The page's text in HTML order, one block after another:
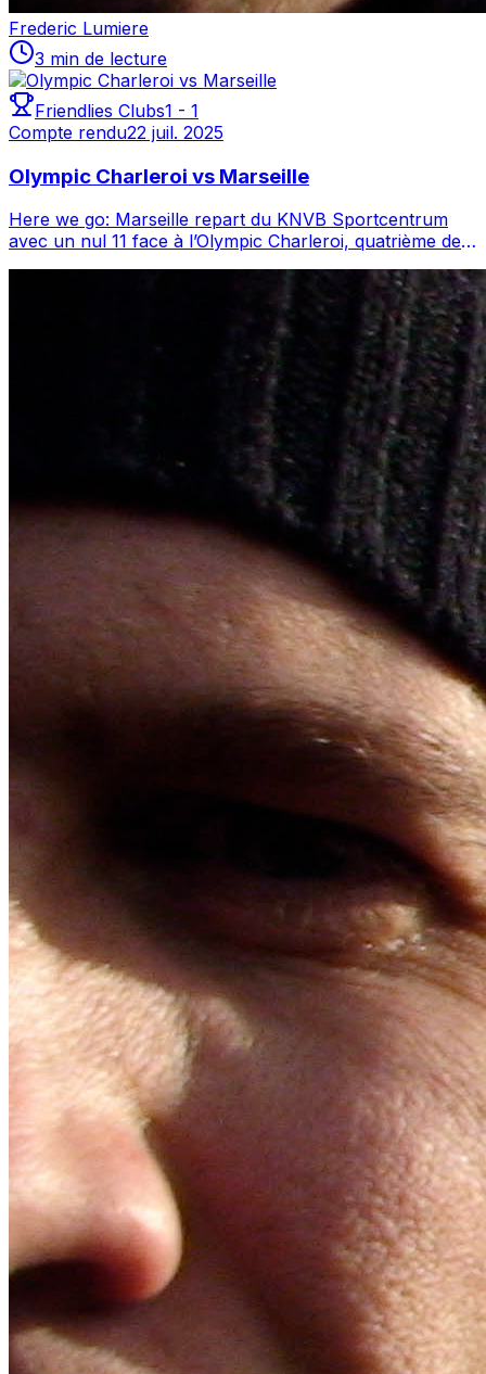
Frederic Lumiere
3 min de lecture
Friendlies Clubs1 - 1
Compte rendu22 juil. 2025
Olympic Charleroi vs Marseille
Here we go: Marseille repart du KNVB Sportcentrum
avec un nul 11 face à l’Olympic Charleroi, quatrième de